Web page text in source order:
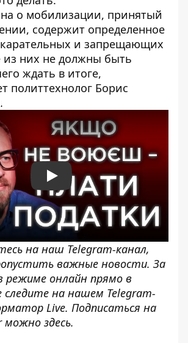
о мобилизации, принятый
содержит определенное
карательных и запрещающих
из них не должны быть
ждать в итоге,
политтехнолог Борис
Play
на наш Telegram-канал,
важные новости. За
режиме онлайн прямо в
следите на нашем Telegram-
Live. Подписаться на
можно здесь.